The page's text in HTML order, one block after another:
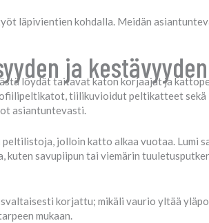
läpivientien kohdalla. Meidän
ja kestävyyden
löydät taitavat katon korjaajat ja
tiilikuvioidut peltikatteet sekä
asiantuntevasti.
jolloin katto alkaa vuotaa. Lumi
savupiipun tai viemärin
korjattu; mikäli vaurio yltää
mukaan.